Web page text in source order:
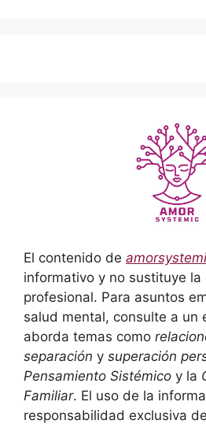
El contenido de
informativo y no sustituye la
profesional. Para asuntos
salud mental, consulte a un
aborda temas como
separación y superación
Pensamiento Sistémico y la
Familiar. El uso de la
responsabilidad exclusiva